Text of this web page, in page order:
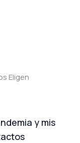
Eligen
y mis